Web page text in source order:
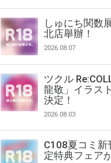
しゅにち関数
北店舉辦！
2026.08.07
ツクル
龍敬」イラス
決定！
2026.08.03
C108夏コミ新
定特典フェア